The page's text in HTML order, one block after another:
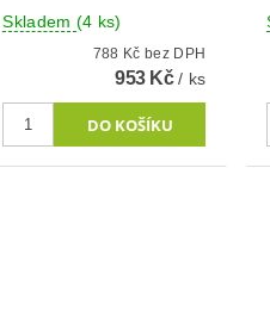
Skladem (4 ks)
788 Kč bez DPH
953 Kč/ ks